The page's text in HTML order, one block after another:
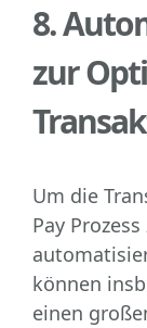
8.
zur
Um die
Pay
können
einen